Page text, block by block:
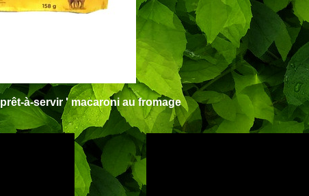
prêt-à-servir ' macaroni au fromage